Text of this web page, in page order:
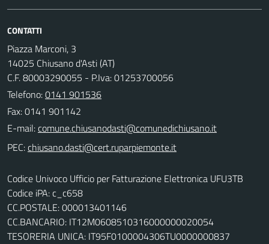
CONTATTI
Piazza Marconi, 3
14025 Chiusano d'Asti (AT)
C.F. 80003290055 - P.Iva: 01253700056
Telefono:0141 901536
Fax: 0141 901142
E-mail:
PEC:
Codice Univoco Ufficio per Fatturazione Elettronica UFU3TB
Codice iPA: c_c658
CC.POSTALE: 000013401146
CC.BANCARIO: IT12M0608510316000000020054
TESORERIA UNICA: IT95F0100004306TU0000000837